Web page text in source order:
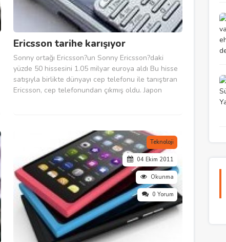
Ericsson tarihe karışıyor
Sonny ortağı Ericsson?un Sonny Ericsson?daki
yüzde 50 hissesini 1.05 milyar euroya aldı Bu hisse
satışıyla birlikte dünyayı cep telefonu ile tanıştıran
Ericsson, cep telefonundan çıkmış oldu. Japon
Teknoloji
04 Ekim 2011
Okunma
0 Yorum